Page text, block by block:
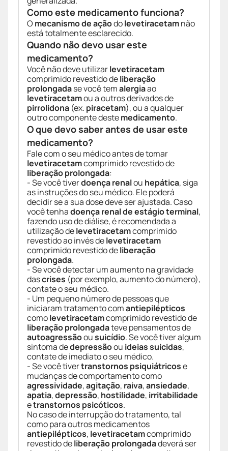
Como este medicamento funciona?
O mecanismo de açãodolevetiracetamnão
está totalmente esclarecido.
Quando não devo usar este
medicamento?
Você não deve utilizarlevetiracetam
comprimido revestido deliberação
prolongadase você temalergiaao
levetiracetamou a outros derivados de
pirrolidona (ex. piracetam), ou a qualquer
outro componente destemedicamento.
O que devo saber antes de usar este
medicamento?
Fale com o seu médico antes de tomar
levetiracetamcomprimido revestido de
liberação prolongada:
- Se você tiverdoença renalou hepática, siga
as instruções do seu médico. Ele poderá
decidir se a sua dose deve ser ajustada. Caso
você tenhadoença renal de estágio terminal,
fazendo uso de diálise, é recomendada a
utilização delevetiracetamcomprimido
revestido ao invés delevetiracetam
comprimido revestido deliberação
prolongada.
- Se você detectar um aumento na gravidade
dascrises (por exemplo, aumento do número),
contate o seu médico.
- Um pequeno número de pessoas que
iniciaram tratamento comantiepilépticos
comolevetiracetamcomprimido revestido de
liberação prolongadateve pensamentos de
autoagressãoousuicídio. Se você tiver algum
sintoma dedepressãoou ideias suicidas,
contate de imediato o seu médico.
- Se você tivertranstornos psiquiátricose
mudanças de comportamento como
agressividade,agitação, raiva,ansiedade,
apatia,depressão, hostilidade, irritabilidade
etranstornos psicóticos.
No caso de interrupção do tratamento, tal
como para outros medicamentos
antiepilépticos, levetiracetamcomprimido
revestido deliberação prolongadadeverá ser